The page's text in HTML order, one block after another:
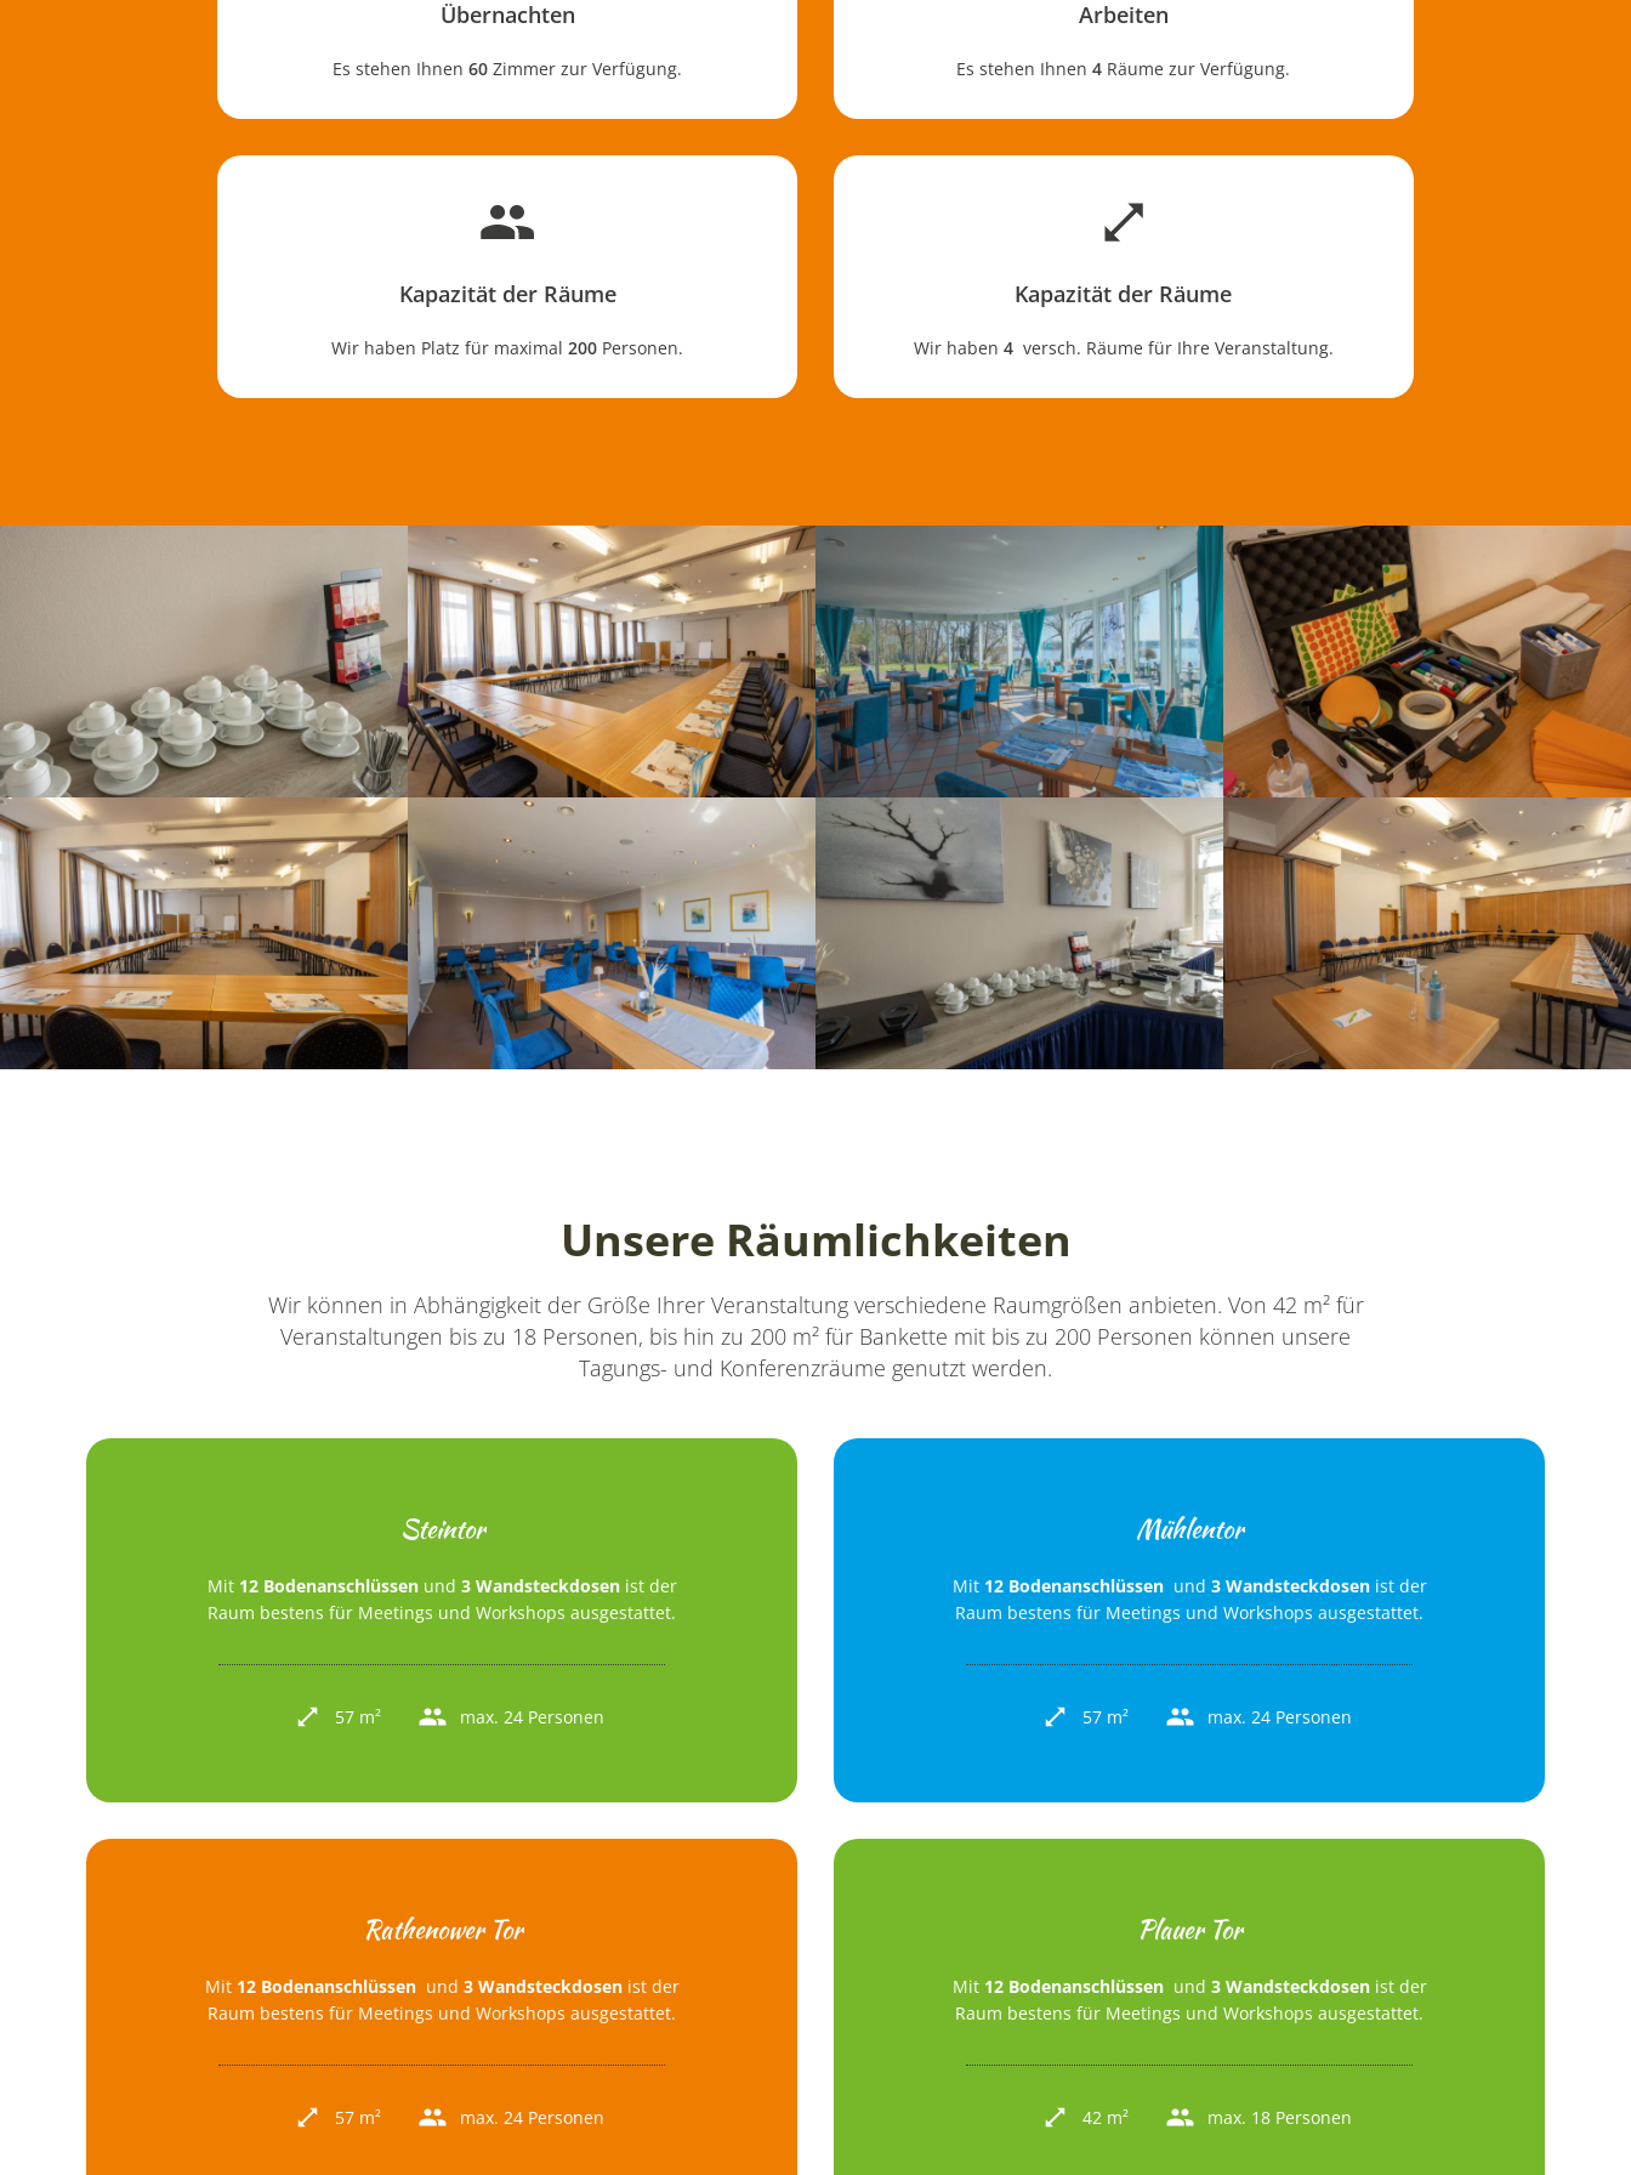
Übernachten
Es stehen Ihnen60 Zimmer zur Verfügung.
Arbeiten
Es stehen Ihnen4 Räume zur Verfügung.
Kapazität der Räume
Wir haben Platz für maximal200 Personen.
Kapazität der Räume
Wir haben 4 versch. Räume für Ihre Veranstaltung.
Unsere Räumlichkeiten
Wir können in Abhängigkeit der Größe Ihrer Veranstaltung verschiedene Raumgrößen anbieten. Von 42 m² für
Veranstaltungen bis zu 18 Personen, bis hin zu 200 m² für Bankette mit bis zu 200 Personen können unsere
Tagungs- und Konferenzräume genutzt werden.
Steintor
Mit 12 Bodenanschlüssenund 3 Wandsteckdosenist der
Raum bestens für Meetings und Workshops ausgestattet.
57 m² max. 24 Personen
Mühlentor
Mit 12 Bodenanschlüssen und 3 Wandsteckdosenist der
Raum bestens für Meetings und Workshops ausgestattet.
57 m² max. 24 Personen
Rathenower Tor
Mit 12 Bodenanschlüssen und 3 Wandsteckdosenist der
Raum bestens für Meetings und Workshops ausgestattet.
57 m² max. 24 Personen
Plauer Tor
Mit 12 Bodenanschlüssen und 3 Wandsteckdosenist der
Raum bestens für Meetings und Workshops ausgestattet.
42 m² max. 18 Personen